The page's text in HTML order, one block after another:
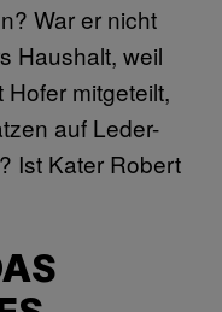
War er nicht
Haushalt, weil
mitgeteilt,
auf Leder-
Ist Kater Robert